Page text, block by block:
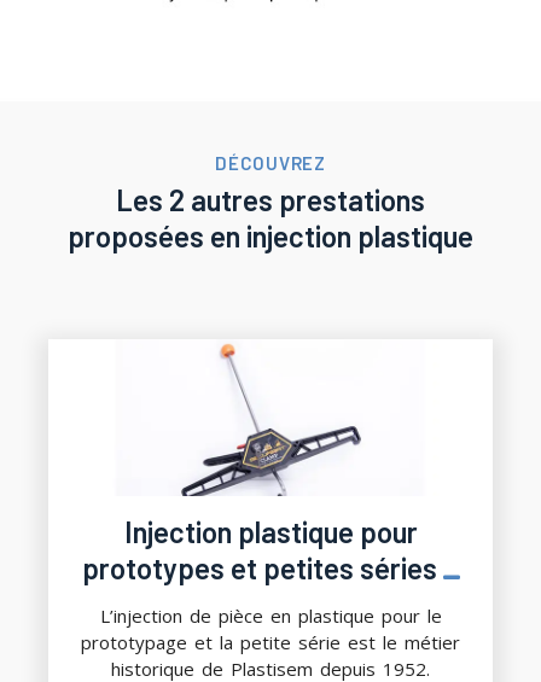
DÉCOUVREZ
Les 2 autres prestations
proposées en injection plastique
Injection plastique pour
prototypes et petites séries
L’injection de pièce en plastique pour le
prototypage et la petite série est le métier
historique de Plastisem depuis 1952.